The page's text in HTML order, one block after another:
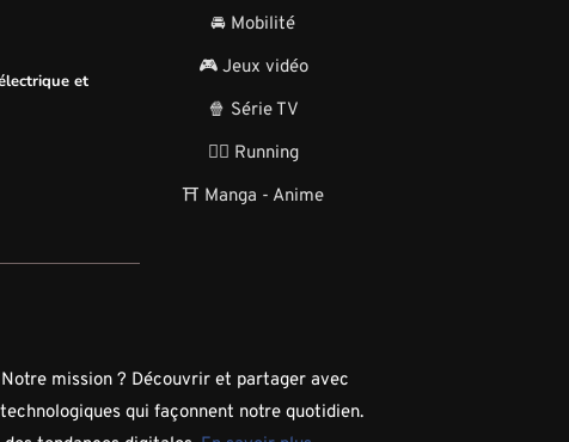
et
🚘 Mobilité
🎮 Jeux vidéo
🍿 Série TV
🏃‍♂️ Running
⛩️ Manga - Anime
mission ? Découvrir et partager avec
qui façonnent notre quotidien.